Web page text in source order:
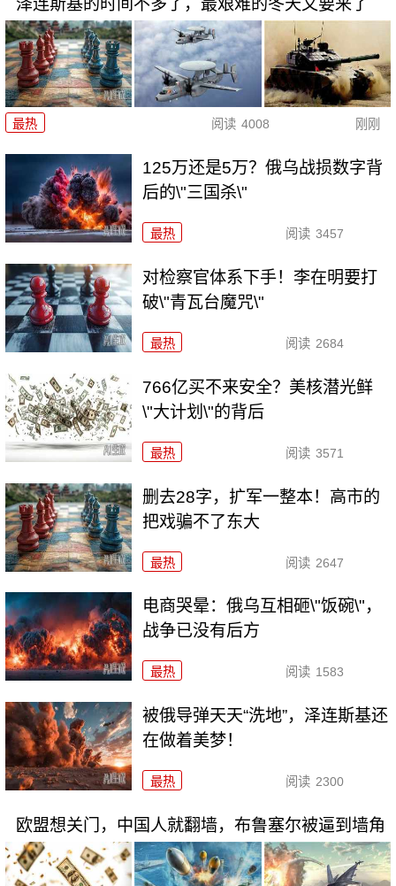
最热 阅读 4008 刚刚
125万还是5万？俄乌战损数字背
后的\"三国杀\"
最热 阅读 3457
对检察官体系下手！李在明要打
破\"青瓦台魔咒\"
最热 阅读 2684
766亿买不来安全？美核潜光鲜
\"大计划\"的背后
最热 阅读 3571
删去28字，扩军一整本！高市的
把戏骗不了东大
最热 阅读 2647
电商哭晕：俄乌互相砸\"饭碗\"，
战争已没有后方
最热 阅读 1583
被俄导弹天天“洗地”，泽连斯基还
在做着美梦！
最热 阅读 2300
欧盟想关门，中国人就翻墙，布鲁塞尔被逼到墙角